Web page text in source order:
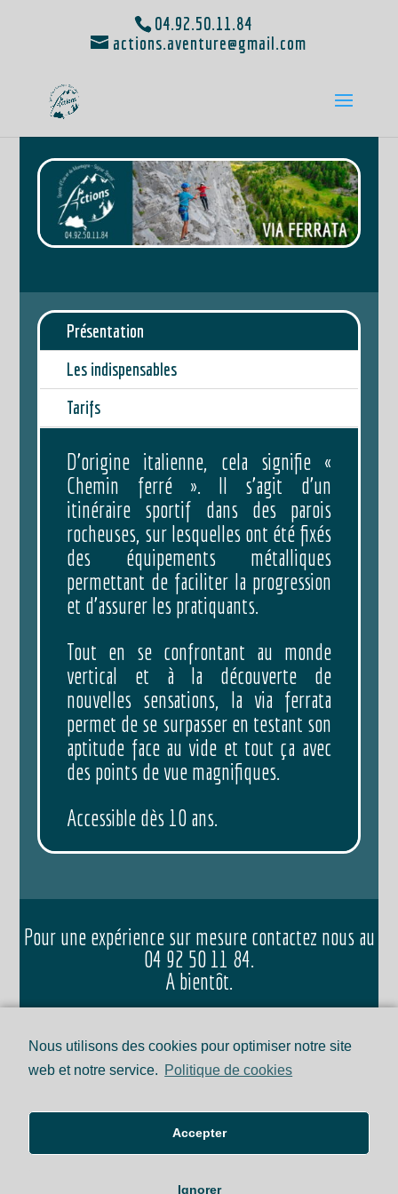
Nous utilisons des cookies pour optimiser notre site
web et notre service. Politique de cookies
Accepter
Ignorer
04.92.50.11.84
actions.aventure@gmail.com
Présentation
Les indispensables
Tarifs
D’origine italienne, cela signifie «
Chemin ferré ». Il s’agit d’un
itinéraire sportif dans des parois
rocheuses, sur lesquelles ont été fixés
des équipements métalliques
permettant de faciliter la progression
et d’assurer les pratiquants.
Tout en se confrontant au monde
vertical et à la découverte de
nouvelles sensations, la via ferrata
permet de se surpasser en testant son
aptitude face au vide et tout ça avec
des points de vue magnifiques.
Accessible dès 10 ans.
Pour une expérience sur mesure contactez nous au
04 92 50 11 84.
A bientôt.
Mentions Légales
Politique de confidentialité